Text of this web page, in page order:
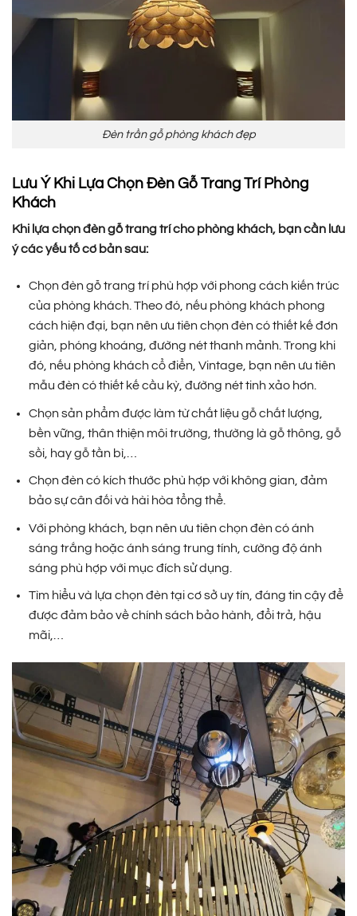
Đèn trần gỗ phòng khách đẹp
Lưu Ý Khi Lựa Chọn Đèn Gỗ Trang Trí Phòng
Khách
Khi lựa chọn đèn gỗ trang trí cho phòng khách, bạn cần lưu
ý các yếu tố cơ bản sau:
Chọn đèn gỗ trang trí phù hợp với phong cách kiến trúc
của phòng khách. Theo đó, nếu phòng khách phong
cách hiện đại, bạn nên ưu tiên chọn đèn có thiết kế đơn
giản, phóng khoáng, đường nét thanh mảnh. Trong khi
đó, nếu phòng khách cổ điển, Vintage, bạn nên ưu tiên
mẫu đèn có thiết kế cầu kỳ, đường nét tinh xảo hơn.
Chọn sản phẩm được làm từ chất liệu gỗ chất lượng,
bền vững, thân thiện môi trường, thường là gỗ thông, gỗ
sồi, hay gỗ tần bì,…
Chọn đèn có kích thước phù hợp với không gian, đảm
bảo sự cân đối và hài hòa tổng thể.
Với phòng khách, bạn nên ưu tiên chọn đèn có ánh
sáng trắng hoặc ánh sáng trung tính, cường độ ánh
sáng phù hợp với mục đích sử dụng.
Tìm hiểu và lựa chọn đèn tại cơ sở uy tín, đáng tin cậy để
được đảm bảo về chính sách bảo hành, đổi trả, hậu
mãi,…